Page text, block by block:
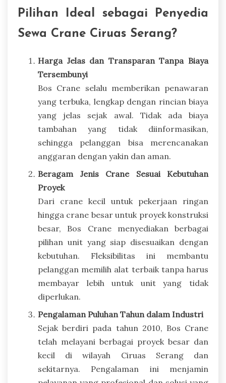
Pilihan Ideal sebagai Penyedia
Sewa Crane Ciruas Serang?
Harga Jelas dan Transparan Tanpa Biaya
Tersembunyi
Bos Crane selalu memberikan penawaran
yang terbuka, lengkap dengan rincian biaya
yang jelas sejak awal. Tidak ada biaya
tambahan yang tidak diinformasikan,
sehingga pelanggan bisa merencanakan
anggaran dengan yakin dan aman.
Beragam Jenis Crane Sesuai Kebutuhan
Proyek
Dari crane kecil untuk pekerjaan ringan
hingga crane besar untuk proyek konstruksi
besar, Bos Crane menyediakan berbagai
pilihan unit yang siap disesuaikan dengan
kebutuhan. Fleksibilitas ini membantu
pelanggan memilih alat terbaik tanpa harus
membayar lebih untuk unit yang tidak
diperlukan.
Pengalaman Puluhan Tahun dalam Industri
Sejak berdiri pada tahun 2010, Bos Crane
telah melayani berbagai proyek besar dan
kecil di wilayah Ciruas Serang dan
sekitarnya. Pengalaman ini menjamin